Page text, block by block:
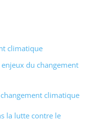
climatique
du changement
climatique
la lutte contre le